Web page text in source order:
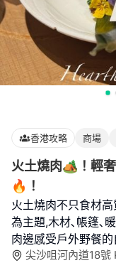
香港攻略 商場
火土燒肉🏕️！輕
🔥！
火土燒肉不只食材
為主題,木材､帳篷､
肉邊感受戶外野餐
尖沙咀河內道18號